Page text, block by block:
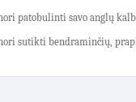
patobulinti savo anglų
sutikti bendraminčių,